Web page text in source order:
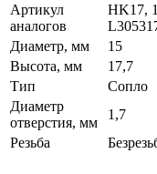
Артикул
аналогов
HK17,
Диаметр, мм
15
Высота, мм
17,7
Тип
Сопло
Диаметр
отверстия, мм
1,7
Резьба